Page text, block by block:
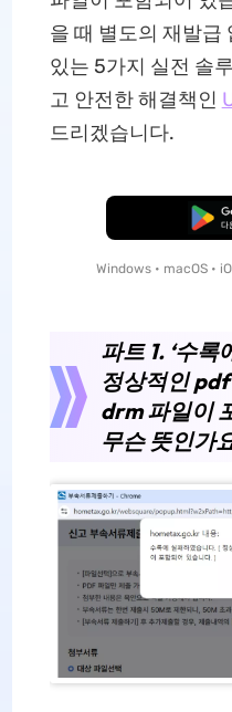
을 때 별도의 재발급
있는 5가지 실전 솔
고 안전한 해결책인
드리겠습니다.
무료
Windows • macOS •
파트 1. ‘수
정상적인
drm 파일이
무슨 뜻인가